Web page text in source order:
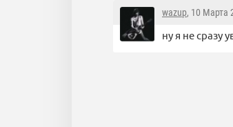
wazup, 10 Марта
ну я не сразу